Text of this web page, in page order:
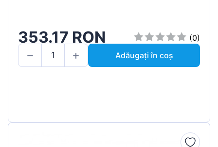
353.17 RON
(0)
Adăugați în coș